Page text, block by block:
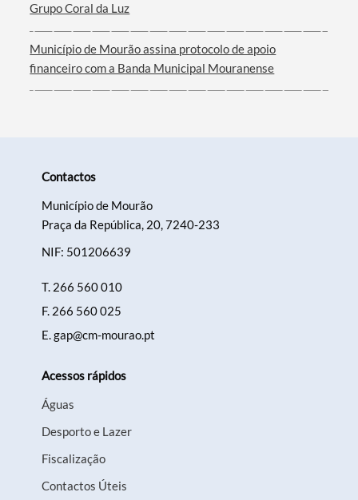
Filtros
Grupo Coral da Luz
Município de Mourão assina protocolo de apoio
financeiro com a Banda Municipal Mouranense
Contactos
Município de Mourão
Praça da República, 20, 7240-233
NIF: 501206639
T. 266 560 010
F. 266 560 025
E.gap@cm-mourao.pt
Acessos rápidos
Águas
Desporto e Lazer
Fiscalização
Contactos Úteis